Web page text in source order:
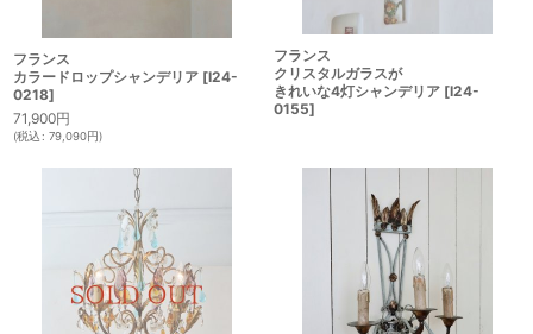
フランス
カラードロップシャンデリア [I24-
0218]
71,900円
(税込: 79,090円)
フランス
クリスタルガラスが
きれいな4灯シャンデリア [I24-
0155]